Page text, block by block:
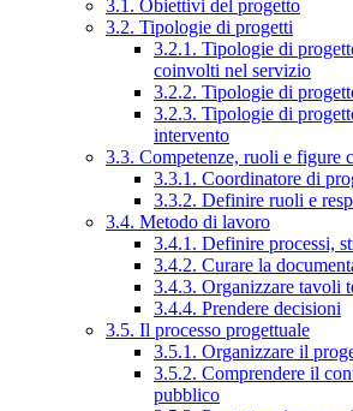
3.1. Obiettivi del progetto
3.2. Tipologie di progetti
3.2.1. Tipologie di
coinvolti nel servizio
3.2.2. Tipologie di
3.2.3. Tipologie di
intervento
3.3. Competenze, ruoli e figure
3.3.1. Coordinatore di
3.3.2. Definire ruoli e
3.4. Metodo di lavoro
3.4.1. Definire processi,
3.4.2. Curare la
3.4.3. Organizzare tavoli
3.4.4. Prendere decisioni
3.5. Il processo progettuale
3.5.1. Organizzare il
3.5.2. Comprendere il
pubblico